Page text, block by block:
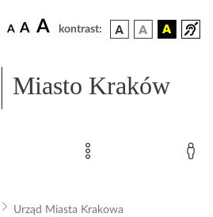
A A A kontrast:
Miasto Kraków
Urząd Miasta Krakowa